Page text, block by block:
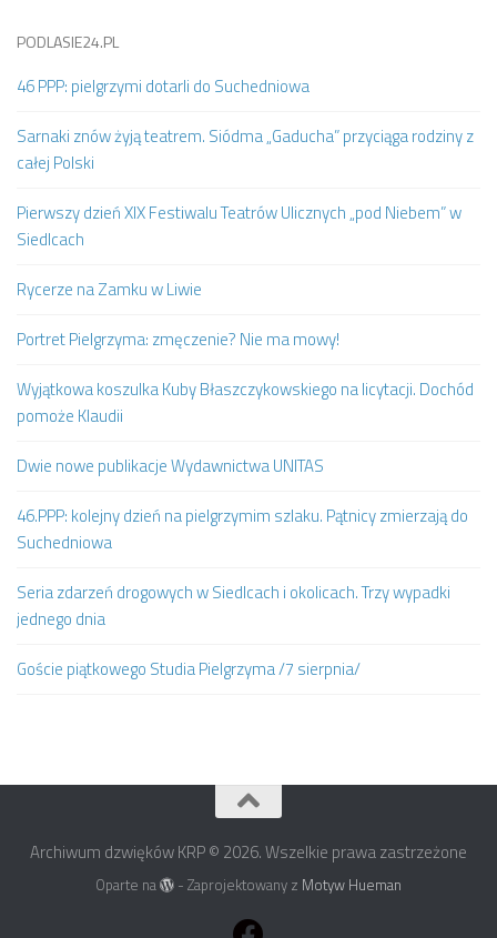
PODLASIE24.PL
46 PPP: pielgrzymi dotarli do Suchedniowa
Sarnaki znów żyją teatrem. Siódma „Gaducha” przyciąga rodziny z
całej Polski
Pierwszy dzień XIX Festiwalu Teatrów Ulicznych „pod Niebem” w
Siedlcach
Rycerze na Zamku w Liwie
Portret Pielgrzyma: zmęczenie? Nie ma mowy!
Wyjątkowa koszulka Kuby Błaszczykowskiego na licytacji. Dochód
pomoże Klaudii
Dwie nowe publikacje Wydawnictwa UNITAS
46.PPP: kolejny dzień na pielgrzymim szlaku. Pątnicy zmierzają do
Suchedniowa
Seria zdarzeń drogowych w Siedlcach i okolicach. Trzy wypadki
jednego dnia
Goście piątkowego Studia Pielgrzyma /7 sierpnia/
Archiwum dzwięków KRP © 2026. Wszelkie prawa zastrzeżone
Oparte na - Zaprojektowany z Motyw Hueman